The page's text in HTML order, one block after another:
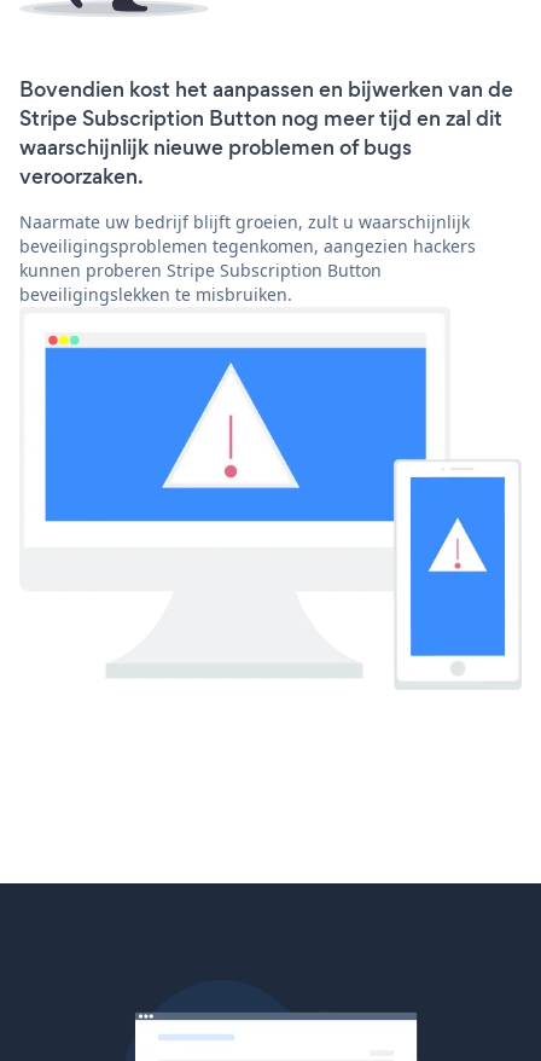
Bovendien kost het aanpassen en bijwerken van de
Stripe Subscription Button nog meer tijd en zal dit
waarschijnlijk nieuwe problemen of bugs
veroorzaken.
Naarmate uw bedrijf blijft groeien, zult u waarschijnlijk
beveiligingsproblemen tegenkomen, aangezien hackers
kunnen proberen Stripe Subscription Button
beveiligingslekken te misbruiken.